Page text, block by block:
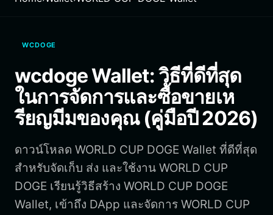
繁體中文
Bahasa Indonesia
ภาษาไทย
বাংলা
Español
Português (Brasil)
Español (Argentina)
WCDOGE
wcdoge Wallet: วิธีที่ดีที่สุด
ในการจัดการและซื้อขายเห
รียญมีมของคุณ (คู่มือปี 2026)
ดาวน์โหลด WORLD CUP DOGE Wallet ที่ดีที่สุด
สำหรับจัดเก็บ ส่ง และใช้งาน WORLD CUP
DOGE เรียนรู้วิธีสร้าง WORLD CUP DOGE
Wallet, เข้าถึง DApp และจัดการ WORLD CUP